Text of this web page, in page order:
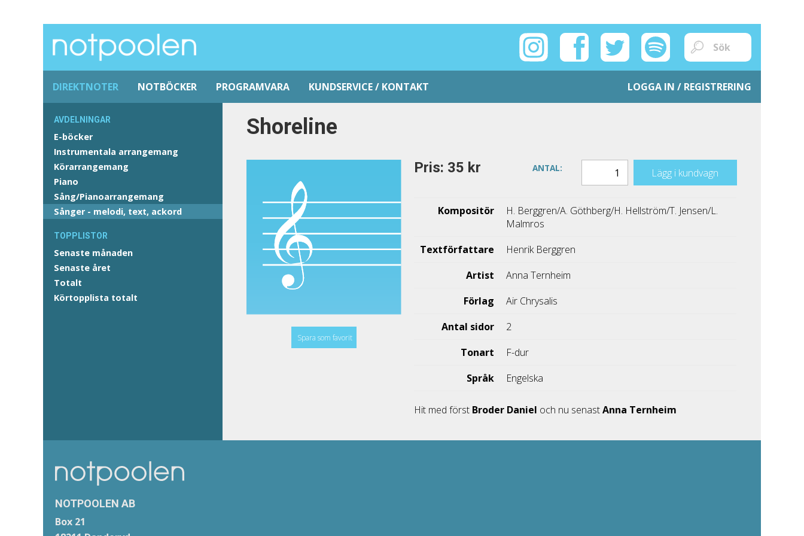
DIREKTNOTER NOTBÖCKER PROGRAMVARA KUNDSERVICE / KONTAKT LOGGA IN / REGISTRERING
AVDELNINGAR
E-böcker
Instrumentala arrangemang
Körarrangemang
Piano
Sång/Pianoarrangemang
Sånger - melodi, text, ackord
TOPPLISTOR
Senaste månaden
Senaste året
Totalt
Körtopplista totalt
Shoreline
Spara som favorit
Pris: 35 kr ANTAL: Lägg i kundvagn
Kompositör
H. Berggren/A. Göthberg/H. Hellström/T. Jensen/L.
Malmros
Textförfattare
Henrik Berggren
Artist
Anna Ternheim
Förlag
Air Chrysalis
Antal sidor
2
Tonart
F-dur
Språk
Engelska
Hit med först Broder Daniel och nu senastAnna Ternheim
NOTPOOLEN AB
Box 21